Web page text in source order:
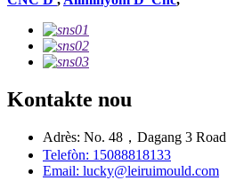
Kontakte nou
Adrès: No. 48，Dagang 3 Road
Telefòn: 15088818133
Email: lucky@leiruimould.com